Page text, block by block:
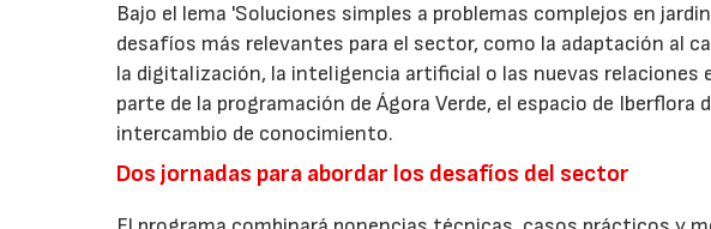
Bajo el lema 'Soluciones simples a problemas complejos en
desafíos más relevantes para el sector, como la adaptación al
la digitalización, la inteligencia artificial o las nuevas
parte de la programación de Ágora Verde, el espacio de Iberflora
intercambio de conocimiento.
Dos jornadas para abordar los desafíos del sector